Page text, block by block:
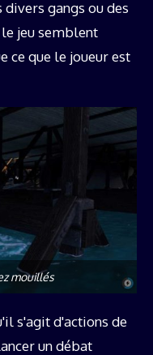
gangs ou des
jeu semblent
ce que le joueur est
mouillés
s'agit d'actions de
un débat